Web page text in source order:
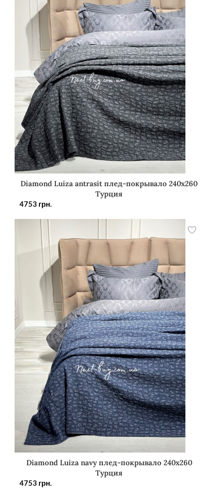
Diamond Luiza antrasit плед-покрывало 240х260
Турция
4753 грн.
Diamond Luiza navy плед-покрывало 240х260
Турция
4753 грн.